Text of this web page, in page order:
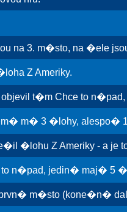
na 3. m�sto, na �ele
Z Ameriky.
t�m Chce to
m� 3 �lohy, alespo�
�lohu Z Ameriky - a je
to n�pad, jedin� maj� 5
m�sto (kone�n�